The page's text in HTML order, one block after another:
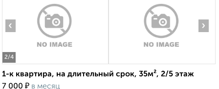
2/4
‹ ›
1-к квартира, на длительный срок, 35м², 2/5 этаж
7 000 ₽ в месяц